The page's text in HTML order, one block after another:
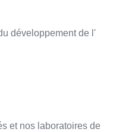
développement de l'
et nos laboratoires de